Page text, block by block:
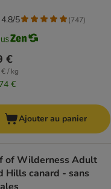
€
/ kg
€
5 (747)
Ajouter au panier
of Wilderness Adult
Hills canard - sans